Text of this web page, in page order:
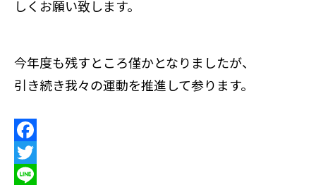
しくお願い致します。
今年度も残すところ僅かとなりましたが、
引き続き我々の運動を推進して参ります。
F
a
T